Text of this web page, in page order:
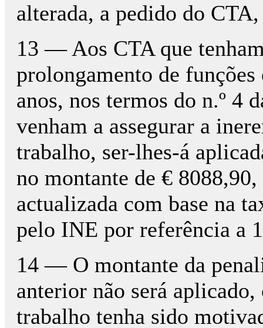
alterada, a pedido do
13 — Aos CTA que
prolongamento de
anos, nos termos do n.º 4
venham a assegurar a
trabalho, ser-lhes-á
no montante de €
actualizada com base na
pelo INE por referência a
14 — O montante da
anterior não será
trabalho tenha sido